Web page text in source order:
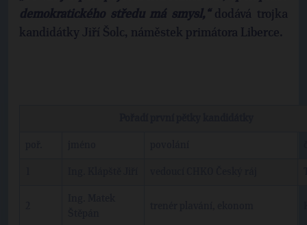
demokratického středu má smysl,“ dodává trojka
kandidátky Jiří Šolc, náměstek primátora Liberce.